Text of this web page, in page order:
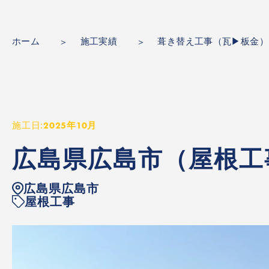
ホーム 施工実績 葺き替え工事（瓦▶板金）
施工日:2025年10月
広島県広島市 （屋根
広島県広島市
屋根工事